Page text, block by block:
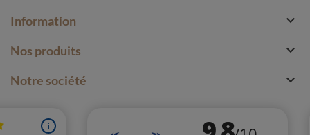
Information 
Nos produits 
Notre société 